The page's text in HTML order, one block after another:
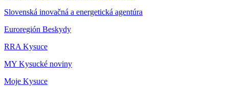
Slovenská inovačná a energetická agentúra
Euroregión Beskydy
RRA Kysuce
MY Kysucké noviny
Moje Kysuce